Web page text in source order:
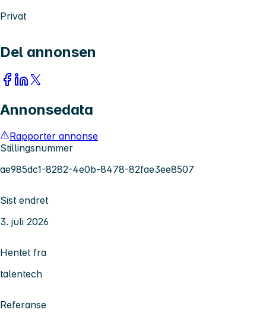
Privat
Del annonsen
Annonsedata
Rapporter annonse
Stillingsnummer
ae985dc1-8282-4e0b-8478-82fae3ee8507
Sist endret
3. juli 2026
Hentet fra
talentech
Referanse